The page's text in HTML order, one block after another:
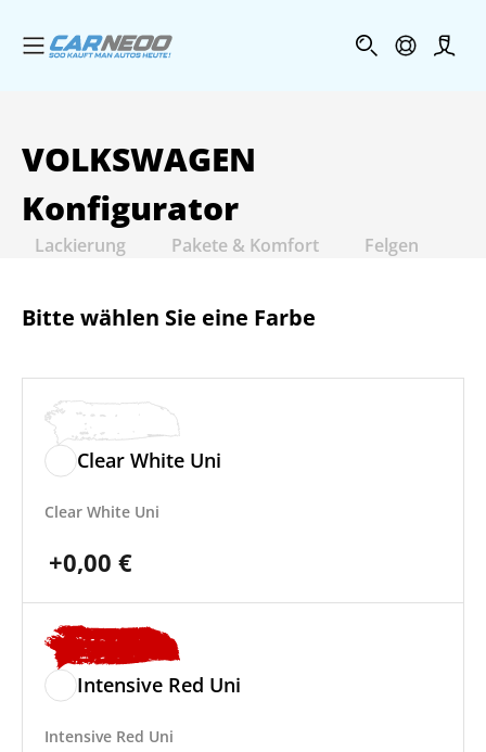
Menü öffnen
VOLKSWAGEN
Konfigurator
Lackierung Pakete & Komfort Felgen
Bitte wählen Sie eine Farbe
Clear White Uni
Clear White Uni
+0,00 €
Intensive Red Uni
Intensive Red Uni